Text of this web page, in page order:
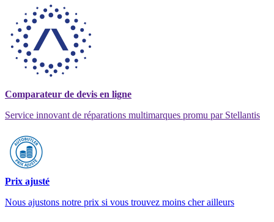
Comparateur de devis en ligne
Service innovant de réparations multimarques promu par Stellantis
Prix ajusté
Nous ajustons notre prix si vous trouvez moins cher ailleurs